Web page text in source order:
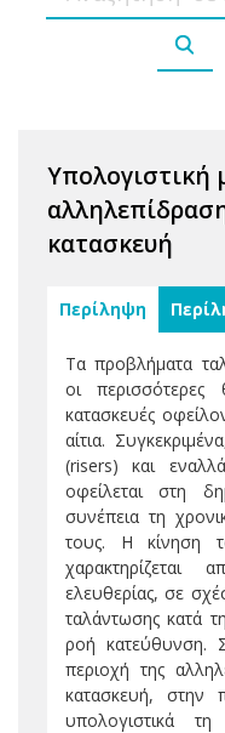
Υπολογιστική
κατασκευή
Περίληψη
Τα προβλήματα
οι περισσότερες
κατασκευές
αίτια.
(risers) και
οφείλεται στη
συνέπεια τη
τους. Η κίνηση
χαρακτηρίζεται
ελευθερίας, σε
ταλάντωσης κατά
ροή κατεύθυνση.
περιοχή της
κατασκευή, στην
υπολογιστικά